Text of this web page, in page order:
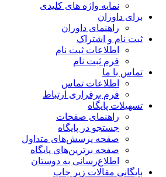
نمایه واژه های کلیدی
برای داوران
راهنمای داوران
ثبت نام و اشتراک
اطلاعات ثبت نام
فرم ثبت نام
تماس با ما
اطلاعات تماس
فرم برقراری ارتباط
تسهیلات پایگاه
راهنمای صفحات
جستجو در پایگاه
صفحه پرسش‌های متداول
صفحه برترین‌های پایگاه
اطلاع‌رسانی به دوستان
بایگانی مقالات زیر چاپ